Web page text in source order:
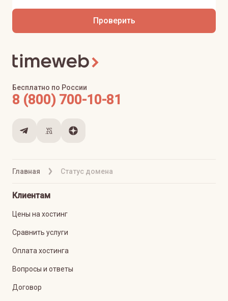
Проверить
Главная Статус домена
Бесплатно по России
8 (800) 700-10-81
Клиентам
Цены на хостинг
Сравнить услуги
Оплата хостинга
Вопросы и ответы
Договор